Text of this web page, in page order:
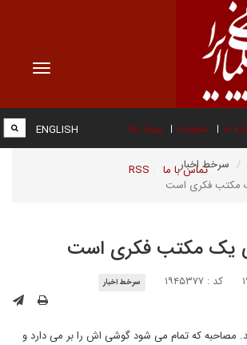
Toggle
ما عضویت پیوند ها
تماس با ما RSS
ENGLISH
سرخط اخبار
مکتب فکری است
یک مکتب فکری است
کد : ۱۹۴۵۳۷۷ سرخط اخبار
مصاحبه که تمام می شود گوشی اش را بر می دارد و